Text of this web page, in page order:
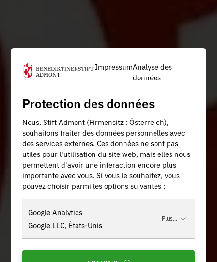
ImpressumAnalyse des
données
Protection des données
Nous, Stift Admont (Firmensitz : Österreich),
souhaitons traiter des données personnelles avec
des services externes. Ces données ne sont pas
utiles pour l'utilisation du site web, mais elles nous
permettent d'avoir une interaction encore plus
importante avec vous. Si vous le souhaitez, vous
pouvez choisir parmi les options suivantes :
Google Analytics
Google LLC, États-Unis
Plus...